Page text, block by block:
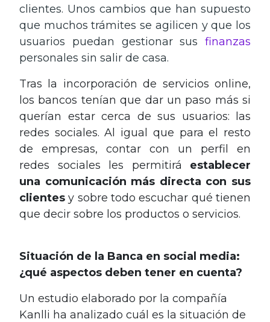
clientes. Unos cambios que han supuesto
que muchos trámites se agilicen y que los
usuarios puedan gestionar sus finanzas
personales sin salir de casa.
Tras la incorporación de servicios online,
los bancos tenían que dar un paso más si
querían estar cerca de sus usuarios: las
redes sociales. Al igual que para el resto
de empresas, contar con un perfil en
redes sociales les permitirá establecer
una comunicación más directa con sus
clientes y sobre todo escuchar qué tienen
que decir sobre los productos o servicios.
Situación de la Banca en social media:
¿qué aspectos deben tener en cuenta?
Un estudio elaborado por la compañía
Kanlli ha analizado cuál es la situación de